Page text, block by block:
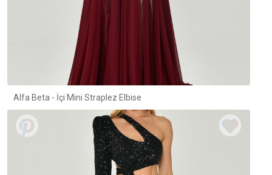
Alfa Beta - İçi Mini Straplez Elbise